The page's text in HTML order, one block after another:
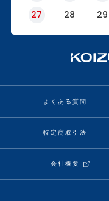
27
28 29
よくある質問
特定商取引法
会社概要